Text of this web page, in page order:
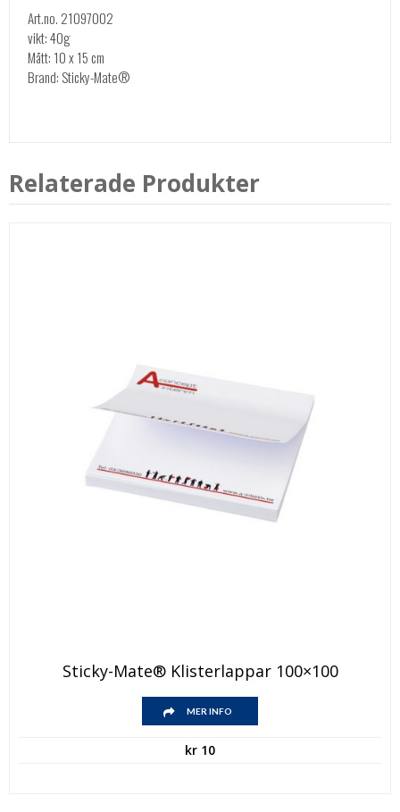
Art.no. 21097002
vikt: 40g
Mått: 10 x 15 cm
Brand: Sticky-Mate®
Relaterade Produkter
Sticky-Mate® Klisterlappar 100×100
MER INFO
kr 10